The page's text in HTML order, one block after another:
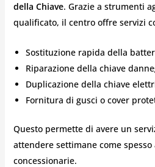
della Chiave. Grazie a strumenti
qualificato, il centro offre servizi
Sostituzione rapida della
Riparazione della chiave
Duplicazione della chiave
Fornitura di gusci o cover
Questo permette di avere un
attendere settimane come
concessionarie.